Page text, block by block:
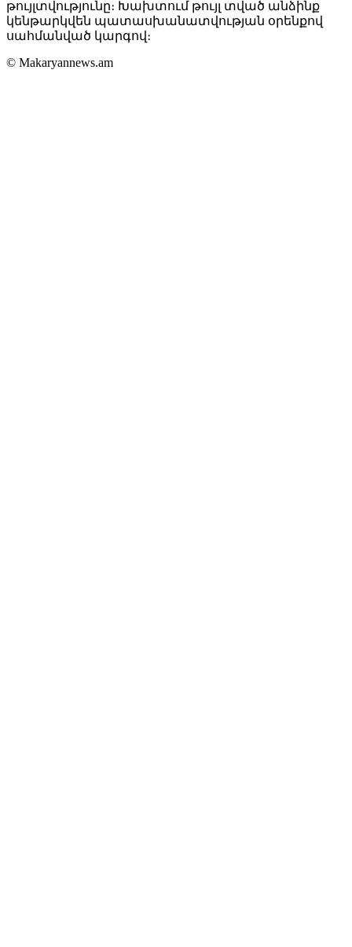
թույլտվությունը։ Խախտում թույլ տված անձինք
կենթարկվեն պատասխանատվության օրենքով
սահմանված կարգով։
© Makaryannews.am